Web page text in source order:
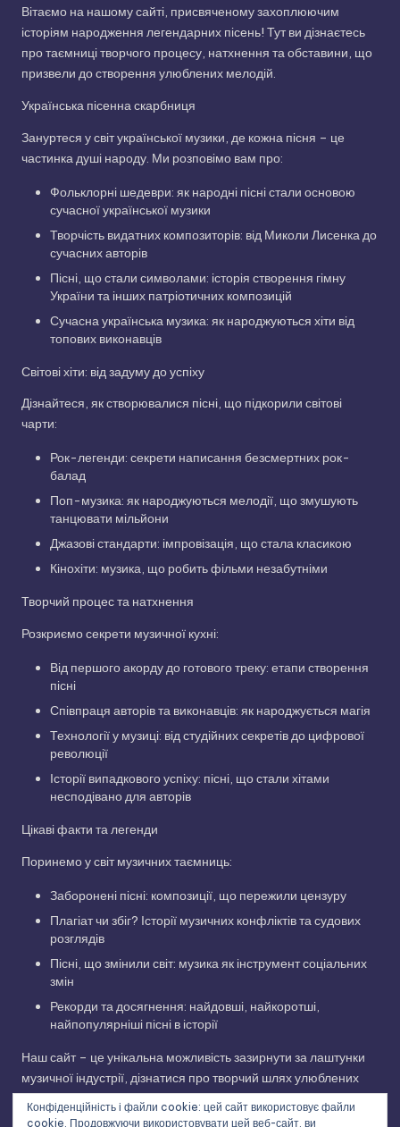
Вітаємо на нашому сайті, присвяченому захоплюючим
історіям народження легендарних пісень! Тут ви дізнаєтесь
про таємниці творчого процесу, натхнення та обставини, що
призвели до створення улюблених мелодій.
Українська пісенна скарбниця
Зануртеся у світ української музики, де кожна пісня – це
частинка душі народу. Ми розповімо вам про:
Фольклорні шедеври: як народні пісні стали основою
сучасної української музики
Творчість видатних композиторів: від Миколи Лисенка до
сучасних авторів
Пісні, що стали символами: історія створення гімну
України та інших патріотичних композицій
Сучасна українська музика: як народжуються хіти від
топових виконавців
Світові хіти: від задуму до успіху
Дізнайтеся, як створювалися пісні, що підкорили світові
чарти:
Рок-легенди: секрети написання безсмертних рок-
балад
Поп-музика: як народжуються мелодії, що змушують
танцювати мільйони
Джазові стандарти: імпровізація, що стала класикою
Кінохіти: музика, що робить фільми незабутніми
Творчий процес та натхнення
Розкриємо секрети музичної кухні:
Від першого акорду до готового треку: етапи створення
пісні
Співпраця авторів та виконавців: як народжується магія
Технології у музиці: від студійних секретів до цифрової
революції
Історії випадкового успіху: пісні, що стали хітами
несподівано для авторів
Цікаві факти та легенди
Поринемо у світ музичних таємниць:
Заборонені пісні: композиції, що пережили цензуру
Плагіат чи збіг? Історії музичних конфліктів та судових
розглядів
Пісні, що змінили світ: музика як інструмент соціальних
змін
Рекорди та досягнення: найдовші, найкоротші,
найпопулярніші пісні в історії
Наш сайт – це унікальна можливість зазирнути за лаштунки
музичної індустрії, дізнатися про творчий шлях улюблених
виконавців та відкрити для себе нові грані улюблених
композицій. Приєднуйтесь до нашої музичної подорожі!
Конфіденційність і файли cookie: цей сайт використовує файли
cookie. Продовжуючи використовувати цей веб-сайт, ви